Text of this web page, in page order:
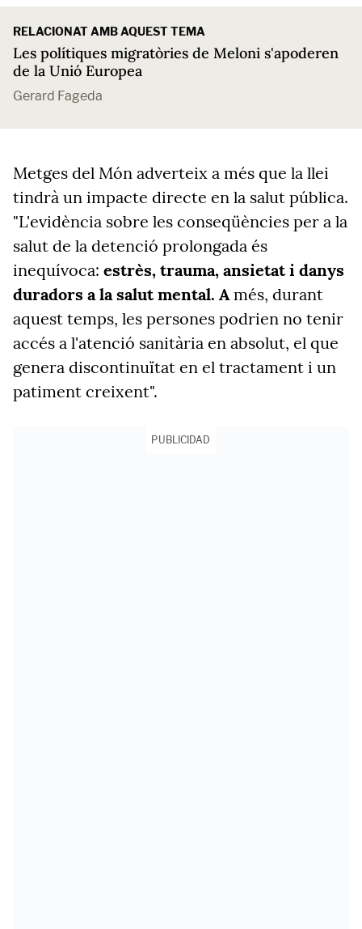
RELACIONAT AMB AQUEST TEMA
Les polítiques migratòries de Meloni s'apoderen
de la Unió Europea
Gerard Fageda
Metges del Món adverteix a més que la llei
tindrà un impacte directe en la salut pública.
"L'evidència sobre les conseqüències per a la
salut de la detenció prolongada és
inequívoca: estrès, trauma, ansietat i danys
duradors a la salut mental. Amés, durant
aquest temps, les persones podrien no tenir
accés a l'atenció sanitària en absolut, el que
genera discontinuïtat en el tractament i un
patiment creixent".
PUBLICIDAD